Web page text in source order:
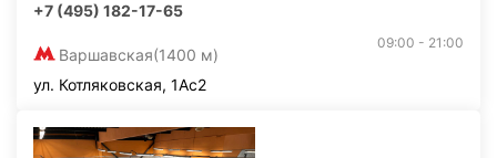
+7 (495) 182-17-65
Варшавская(1400 м)
09:00 - 21:00
ул. Котляковская, 1Ас2